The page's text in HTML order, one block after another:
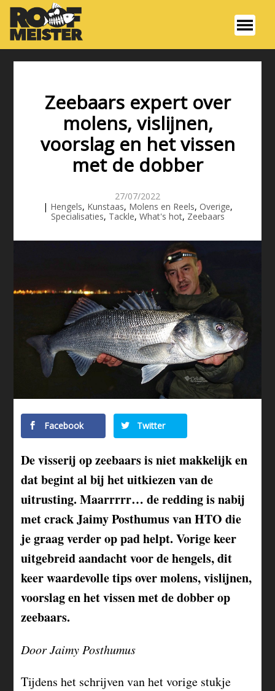
Zeebaars expert over
molens, vislijnen,
voorslag en het vissen
met de dobber
27/07/2022
| Hengels, Kunstaas, Molens en Reels, Overige,
Specialisaties, Tackle, What's hot, Zeebaars
Facebook Twitter
De visserij op zeebaars is niet makkelijk en
dat begint al bij het uitkiezen van de
uitrusting. Maarrrrr… de redding is nabij
met crack Jaimy Posthumus van HTO die
je graag verder op pad helpt. Vorige keer
uitgebreid aandacht voor de hengels, dit
keer waardevolle tips over molens, vislijnen,
voorslag en het vissen met de dobber op
zeebaars.
Door Jaimy Posthumus
Tijdens het schrijven van het vorige stukje